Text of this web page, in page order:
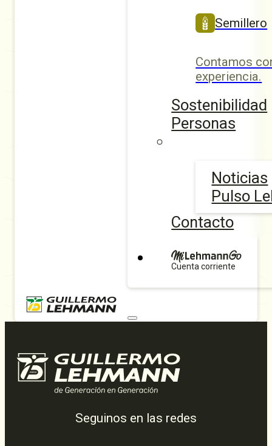
Semillero
Contamos
experiencia.
Sostenibilidad
Personas
Noticias
Pulso
Contacto
Cuenta corriente
Seguinos en las redes